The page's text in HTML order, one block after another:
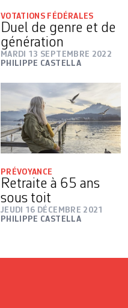
VOTATIONS FÉDÉRALES
Duel de genre et de
génération
MARDI 13 SEPTEMBRE 2022
PHILIPPE CASTELLA
PRÉVOYANCE
Retraite à 65 ans
sous toit
JEUDI 16 DÉCEMBRE 2021
PHILIPPE CASTELLA